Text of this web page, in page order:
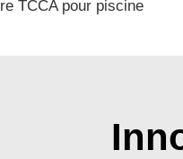
TCCA pour piscine